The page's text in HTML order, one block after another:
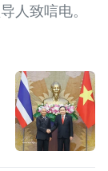
人致唁电。